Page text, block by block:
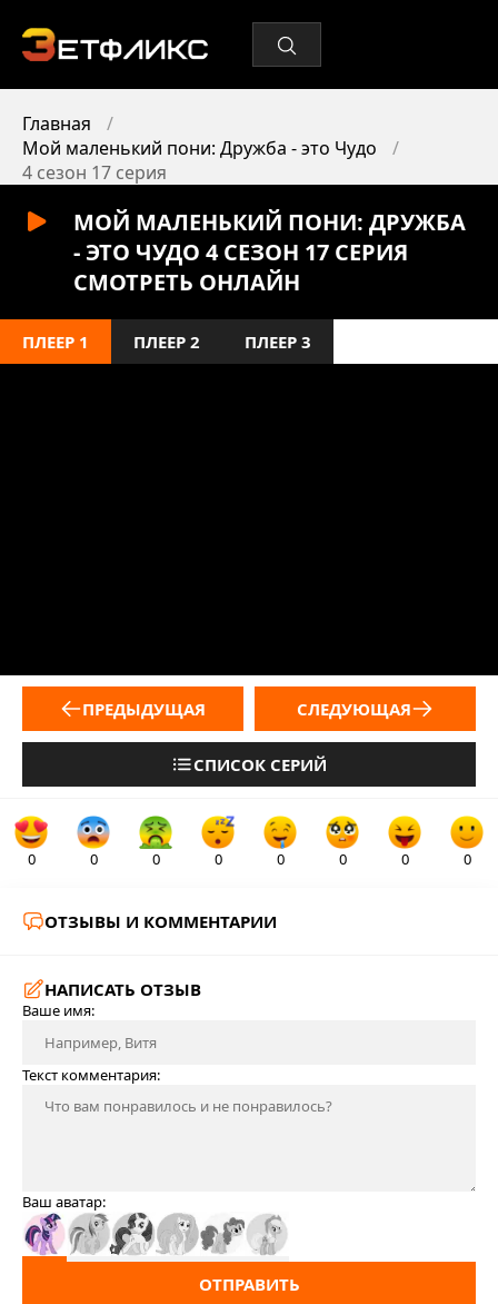
Главная
Мой маленький пони: Дружба - это Чудо
4 сезон 17 серия
МОЙ МАЛЕНЬКИЙ ПОНИ: ДРУЖБА
- ЭТО ЧУДО 4 СЕЗОН 17 СЕРИЯ
СМОТРЕТЬ ОНЛАЙН
ПЛЕЕР 1 ПЛЕЕР 2 ПЛЕЕР 3
ПРЕДЫДУЩАЯ
СПИСОК СЕРИЙ
СЛЕДУЮЩАЯ
0 0 0 0 0 0 0 0
ОТЗЫВЫ И КОММЕНТАРИИ
НАПИСАТЬ ОТЗЫВ
Ваше имя:
Текст комментария:
Ваш аватар:
ОТПРАВИТЬ